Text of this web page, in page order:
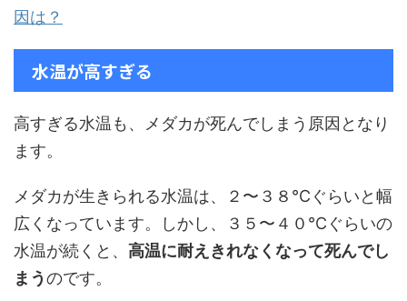
因は？
水温が高すぎる
高すぎる水温も、メダカが死んでしまう原因となり
ます。
メダカが生きられる水温は、２〜３８℃ぐらいと幅
広くなっています。しかし、３５〜４０℃ぐらいの
水温が続くと、 高温に耐えきれなくなって死んでし
まうのです。